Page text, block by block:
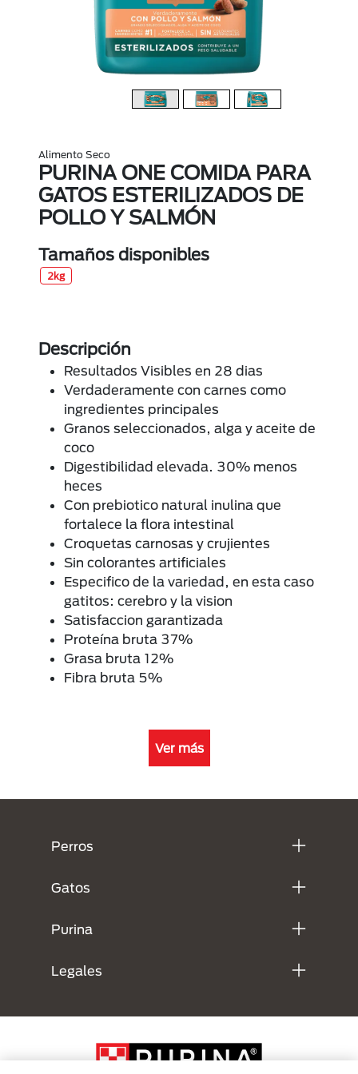
Alimento Seco
PURINA ONE COMIDA PARA
GATOS ESTERILIZADOS DE
POLLO Y SALMÓN
Tamaños disponibles
2kg
Descripción
Resultados Visibles en 28 dias
Verdaderamente con carnes como
ingredientes principales
Granos seleccionados, alga y aceite de
coco
Digestibilidad elevada. 30% menos
heces
Con prebiotico natural inulina que
fortalece la flora intestinal
Croquetas carnosas y crujientes
Sin colorantes artificiales
Especifico de la variedad, en esta caso
gatitos: cerebro y la vision
Satisfaccion garantizada
Proteína bruta 37%
Grasa bruta 12%
Fibra bruta 5%
Ver más
Perros
Gatos
Purina
Legales